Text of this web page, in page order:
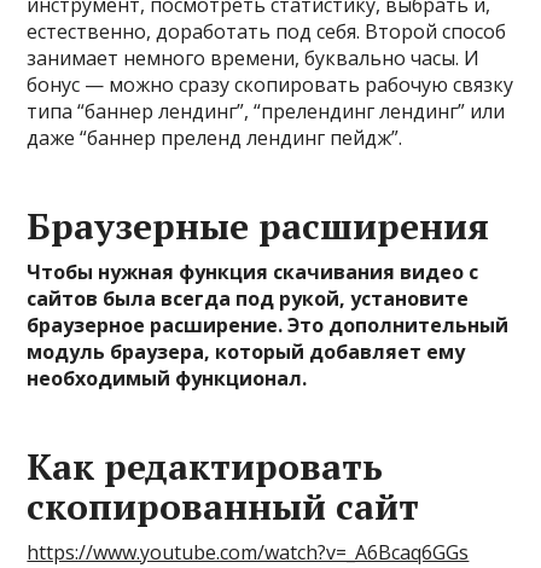
естественно, доработать под себя. Второй способ
занимает немного времени, буквально часы. И
бонус — можно сразу скопировать рабочую связку
типа “баннер лендинг”, “прелендинг лендинг” или
даже “баннер преленд лендинг пейдж”.
Браузерные расширения
Чтобы нужная функция скачивания видео с
сайтов была всегда под рукой, установите
браузерное расширение. Это дополнительный
модуль браузера, который добавляет ему
необходимый функционал.
Как редактировать
скопированный сайт
https://www.youtube.com/watch?v=_A6Bcaq6GGs